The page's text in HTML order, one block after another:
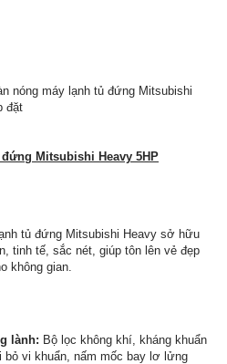
nóng máy lạnh tủ đứng Mitsubishi
đặt
Mitsubishi Heavy 5HP
tủ đứng Mitsubishi Heavy sở hữu
tinh tế, sắc nét, giúp tôn lên vẻ đẹp
không gian.
lành: Bộ lọc không khí, kháng khuẩn
bỏ vi khuẩn, nấm mốc bay lơ lửng